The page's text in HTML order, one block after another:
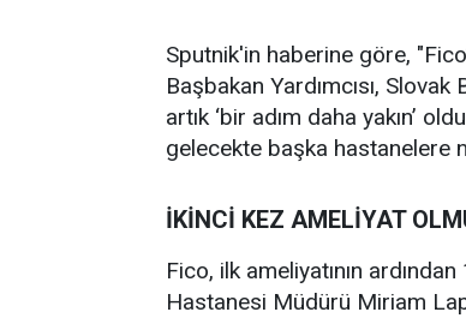
Sputnik'in haberine göre,
Başbakan Yardımcısı,
artık ‘bir adım daha yakın’
gelecekte başka hastanelere
İKİNCİ KEZ AMELİYAT
Fico, ilk ameliyatının
Hastanesi Müdürü Miriam